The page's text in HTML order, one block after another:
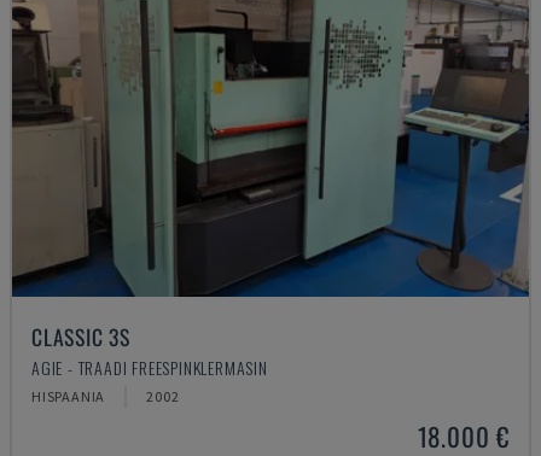
CLASSIC 3S
AGIE - TRAADI FREESPINKLERMASIN
HISPAANIA 2002
18.000 €